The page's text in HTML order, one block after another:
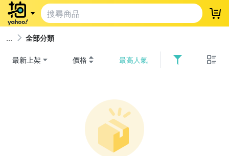
登
全部分類
最新上架 價格 最高人氣